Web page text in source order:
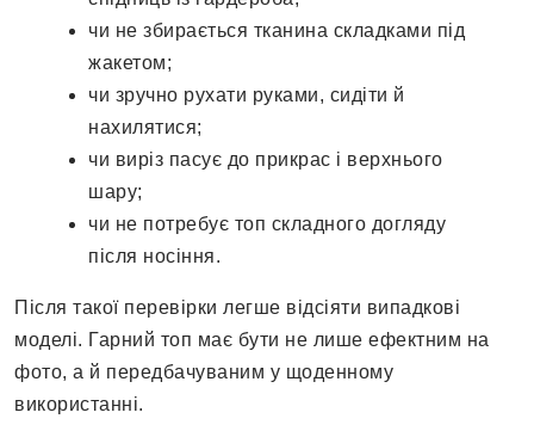
чи не збирається тканина складками під
жакетом;
чи зручно рухати руками, сидіти й
нахилятися;
чи виріз пасує до прикрас і верхнього
шару;
чи не потребує топ складного догляду
після носіння.
Після такої перевірки легше відсіяти випадкові
моделі. Гарний топ має бути не лише ефектним на
фото, а й передбачуваним у щоденному
використанні.